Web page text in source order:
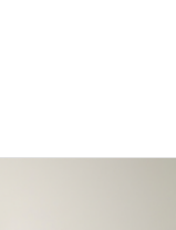
Росії":
по
об'єктах
залишалися без